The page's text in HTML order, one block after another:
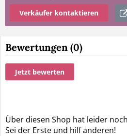
Verkäufer kontaktieren
Bewertungen (0)
Jetzt bewerten
Über diesen Shop hat leider
Sei der Erste und hilf anderen!